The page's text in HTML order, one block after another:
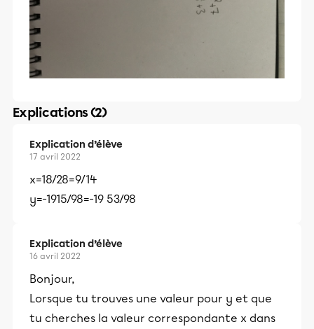
Explications (2)
Explication d’élève
17 avril 2022
x=18/28=9/14
y=-1915/98=-19 53/98
Explication d’élève
16 avril 2022
Bonjour,
Lorsque tu trouves une valeur pour y et que
tu cherches la valeur correspondante x dans